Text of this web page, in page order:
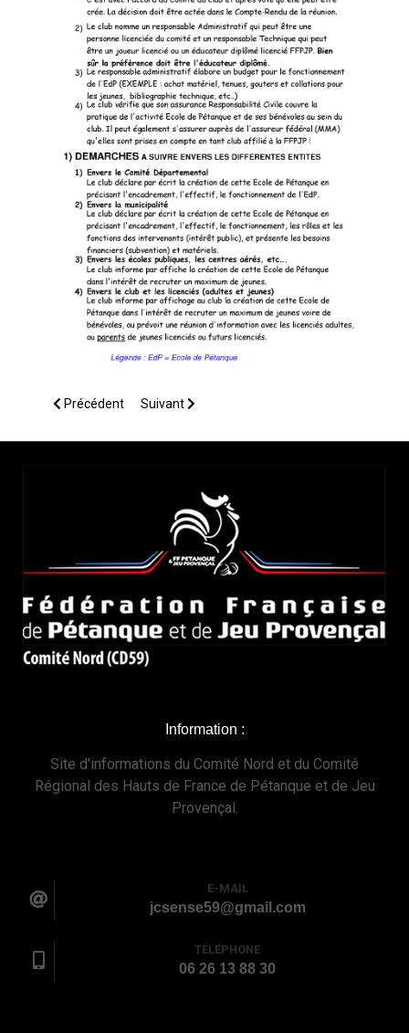
Article précédent : Comment créer une Ecole de Pétanque
Précédent Article suivant : Editorial
Suivant
Information :
Site d'informations du Comité Nord et du Comité
Régional des Hauts de France de Pétanque et de Jeu
Provençal.
E-MAIL
jcsense59@gmail.com
TÉLÉPHONE
06 26 13 88 30